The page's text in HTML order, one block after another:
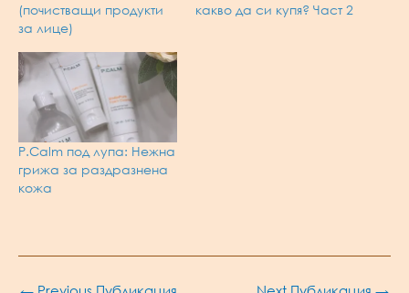
(почистващи продукти
за лице)
какво да си купя? Част 2
P.Calm под лупа: Нежна
грижа за раздразнена
кожа